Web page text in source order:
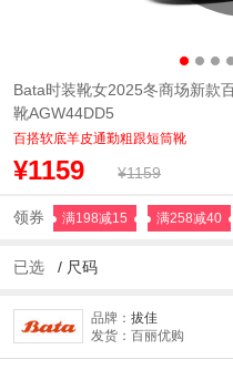
Bata时装靴女2025冬商场新款
靴AGW44DD5
百搭软底羊皮通勤粗跟短筒靴
¥1159 ¥1159
领券 满198减15 满258减40
已选 / 尺码
品牌： 拔佳
发货：百丽优购